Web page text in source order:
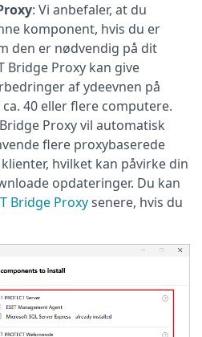
: Vi anbefaler, at du
komponent, hvis du er
den er nødvendig på dit
Bridge Proxy kan give
af ydeevnen på
40 eller flere computere.
Proxy vil automatisk
flere proxybaserede
hvilket kan påvirke din
opdateringer. Du kan
Bridge Proxysenere, hvis du